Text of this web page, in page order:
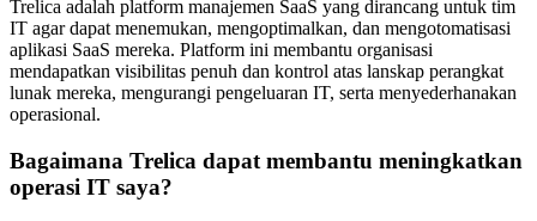
Trelica adalah platform manajemen SaaS yang dirancang untuk tim
IT agar dapat menemukan, mengoptimalkan, dan mengotomatisasi
aplikasi SaaS mereka. Platform ini membantu organisasi
mendapatkan visibilitas penuh dan kontrol atas lanskap perangkat
lunak mereka, mengurangi pengeluaran IT, serta menyederhanakan
operasional.
Bagaimana Trelica dapat membantu meningkatkan
operasi IT saya?